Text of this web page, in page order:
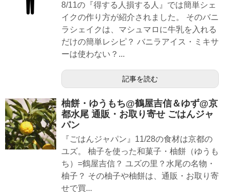
8/11の『得する人損する人』では簡単シェ
イクの作り方が紹介されました。 そのバニ
ラシェイクは、マシュマロに牛乳を入れる
だけの簡単レシピ？ バニラアイス・ミキサ
ーは使わない？...
記事を読む
柚餅・ゆうもち@鶴屋吉信＆ゆず@京
都水尾 通販・お取り寄せ ごはんジャ
パン
『ごはんジャパン』11/28の食材は京都の
ユズ。 柚子を使った和菓子・柚餅（ゆうも
ち）=鶴屋吉信？ ユズの里？水尾の名物・
柚子？ その柚子や柚餅は、通販・お取り寄
せで買...